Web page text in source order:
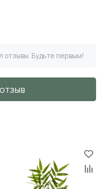
отзывы. Будьте первым!